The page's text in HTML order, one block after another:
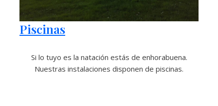
Piscinas
Si lo tuyo es la natación estás de enhorabuena.
Nuestras instalaciones disponen de piscinas.